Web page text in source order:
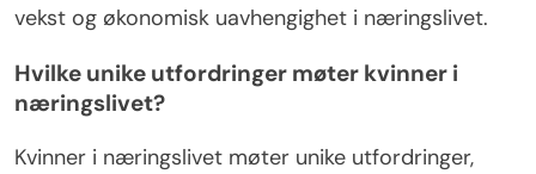
vekst og økonomisk uavhengighet i næringslivet.
Hvilke unike utfordringer møter kvinner i
næringslivet?
Kvinner i næringslivet møter unike utfordringer,